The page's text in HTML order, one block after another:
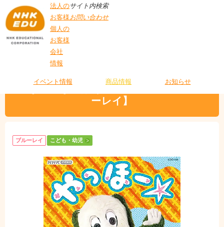
法人の
お客様
個人の
お客様
会社
情報
サイト内検索
お問い合わせ
イベント情報 商品情報 お知らせ
ーレイ】
ブルーレイ こども・幼児